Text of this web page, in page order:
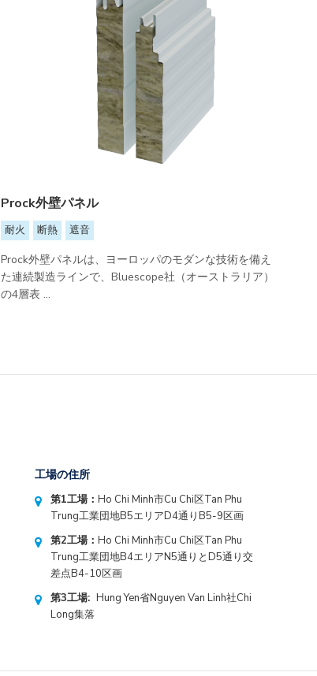
Prock外壁パネル
耐火 断熱 遮音
Prock外壁パネルは、ヨーロッパのモダンな技術を備え
た連続製造ラインで、Bluescope社（オーストラリア）
の4層表 ...
工場の住所
第1工場： Ho Chi Minh市Cu Chi区Tan Phu
Trung工業団地B5エリアD4通りB5-9区画
第2工場： Ho Chi Minh市Cu Chi区Tan Phu
Trung工業団地B4エリアN5通りとD5通り交
差点B4-10区画
第3工場: Hung Yen省Nguyen Van Linh社Chi
Long集落